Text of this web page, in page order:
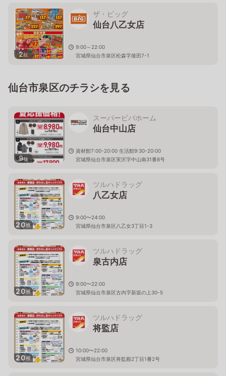
2枚
ザ・ビッグ
仙台八乙女店
9:00～22:00
宮城県仙台市泉区松森字後田7-1
仙台市泉区のチラシを見る
9枚
スーパービバホーム
仙台中山店
資材館7:00-20:00 生活館9:30-20:00
宮城県仙台市泉区実沢字中山南31番8号
20枚
ツルハドラッグ
八乙女店
9:00〜24:00
宮城県仙台市泉区八乙女3丁目1-3
20枚
ツルハドラッグ
泉古内店
9:00〜22:00
宮城県仙台市泉区古内字新坂の上30-5
20枚
ツルハドラッグ
将監店
10:00〜22:00
宮城県仙台市泉区将監殿2丁目1番2号